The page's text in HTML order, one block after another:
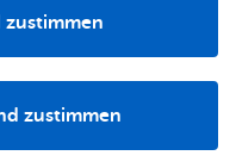
Projekte und Ihre
Sie Ihren Un­ter­richt
An­ge­bo­te
zustimmen
zustimmen